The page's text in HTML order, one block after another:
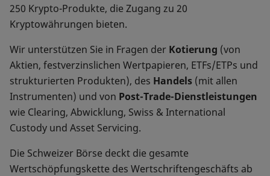
250 Krypto-Produkte, die Zugang zu 20
Kryptowährungen bieten.
Wir unterstützen Sie in Fragen der Kotierung (von
Aktien, festverzinslichen Wertpapieren, ETFs/ETPs und
strukturierten Produkten), des Handels (mit allen
Instrumenten) und von Post-Trade-Dienstleistungen
wie Clearing, Abwicklung, Swiss & International
Custody und Asset Servicing.
Die Schweizer Börse deckt die gesamte
Wertschöpfungskette des Wertschriftengeschäfts ab